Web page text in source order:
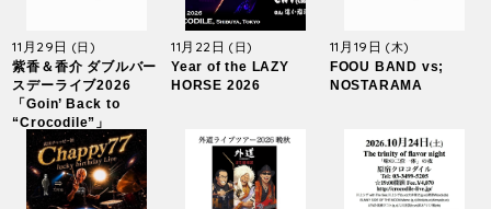
11月29日 (日)
紫香＆香介 ダブルバー
スデーライブ2026
「Goin’ Back to
“Crocodile”」
11月22日(日)
Year of the LAZY
HORSE 2026
11月19日 (木)
FOOU BAND vs;
NOSTARAMA